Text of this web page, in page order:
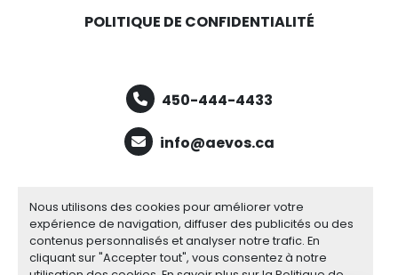
Nous utilisons des cookies pour améliorer votre
expérience de navigation, diffuser des publicités ou des
contenus personnalisés et analyser notre trafic. En
cliquant sur "Accepter tout", vous consentez à notre
POLITIQUE DE CONFIDENTIALITÉ
450-444-4433
info@aevos.ca
facebook
youtube
linkedin
Gérez les cookies